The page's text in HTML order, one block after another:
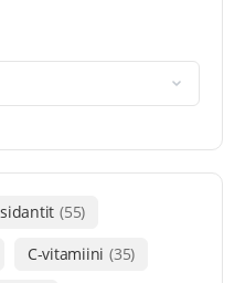
(55)
C-vitamiini (35)